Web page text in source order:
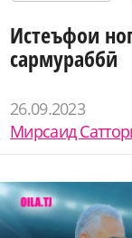
Истеъфои
сармураббӣ
26.09.2023
Мирсаид